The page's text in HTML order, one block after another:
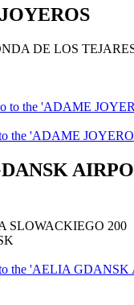
DE LOS
to the 'ADAME
the 'ADAME
SLOWACKIEGO 200
the 'AELIA GDANSK